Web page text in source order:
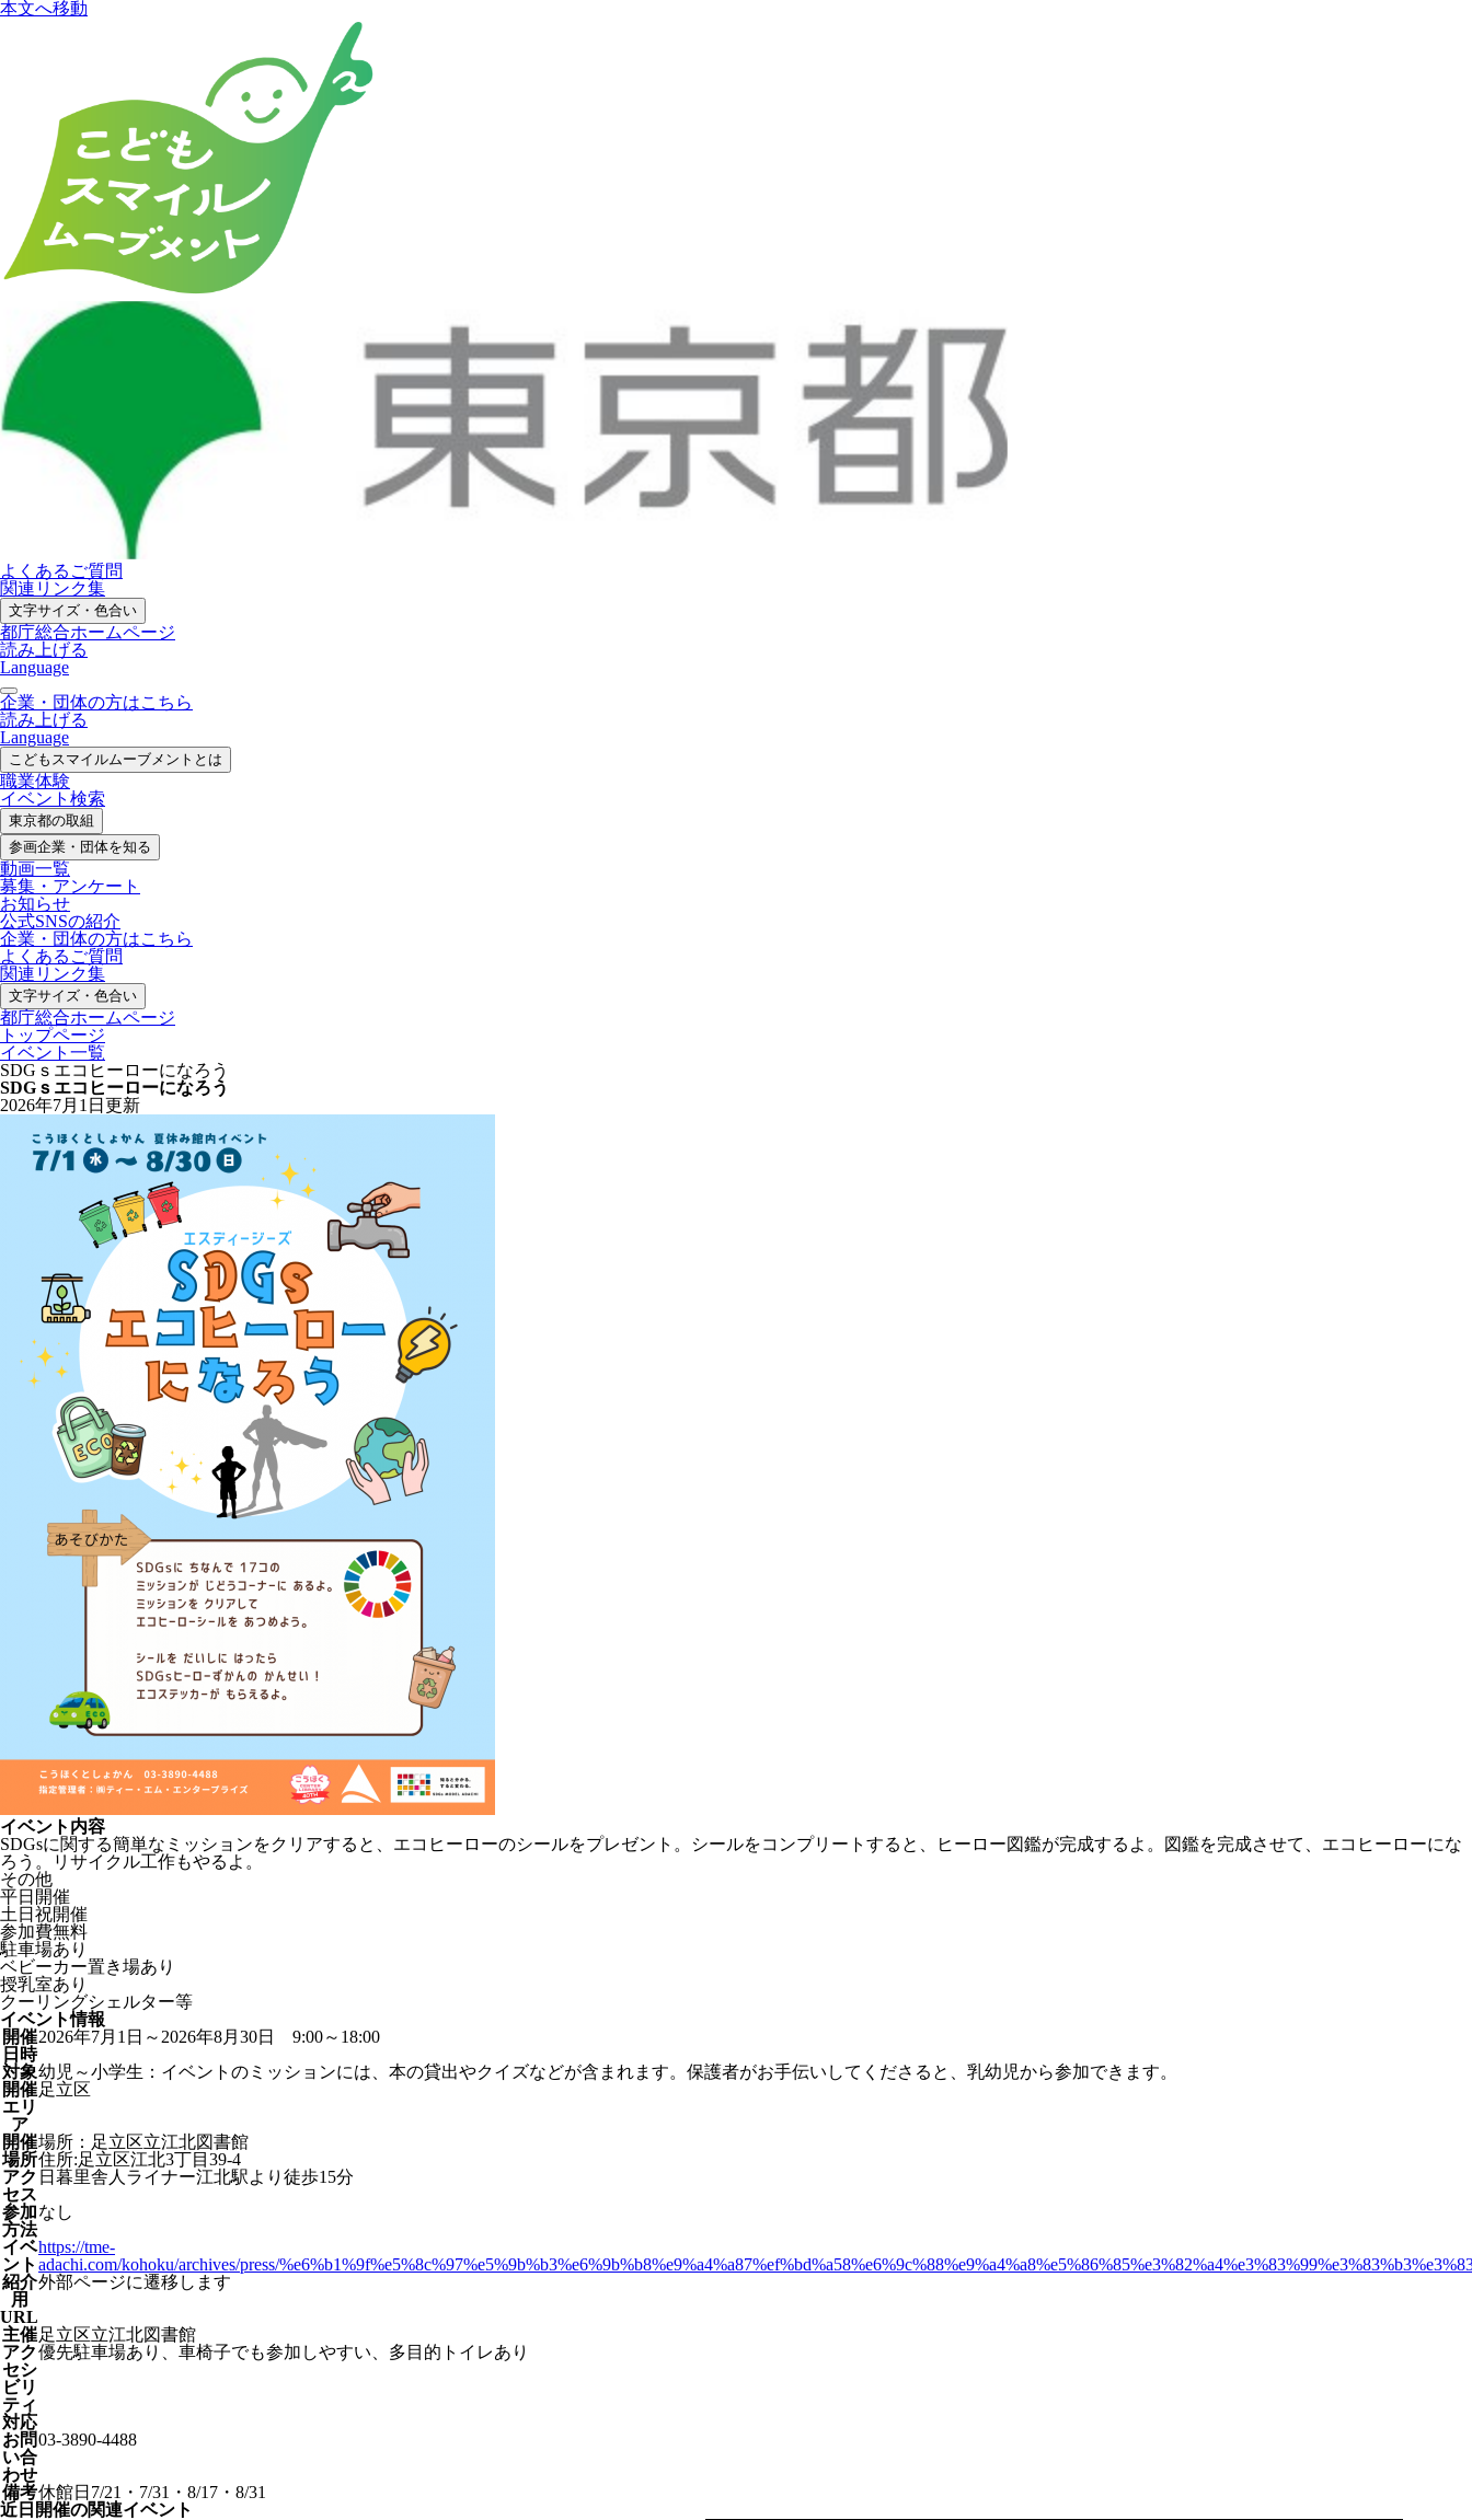
本文へ移動
よくあるご質問
関連リンク集
文字サイズ・色合い
都庁総合ホームページ
読み上げる
Language
企業・団体の方はこちら
読み上げる
Language
こどもスマイルムーブメントとは
職業体験
イベント検索
東京都の取組
参画企業・ 団体を知る
動画一覧
募集・ アンケート
お知らせ
公式SNSの紹介
企業・団体の方はこちら
よくあるご質問
関連リンク集
文字サイズ・色合い
都庁総合ホームページ
トップページ
イベント一覧
SDGｓエコヒーローになろう
SDGｓエコヒーローになろう
2026年7月1日更新
イベント内容
SDGsに関する簡単なミッションをクリアすると、エコヒーローのシールをプレゼント。シールをコンプリートすると、ヒーロー図鑑が完成するよ。図鑑を完成させて、エコヒーローにな
ろう。リサイクル工作もやるよ。
その他
平日開催
土日祝開催
参加費無料
駐車場あり
ベビーカー置き場あり
授乳室あり
クーリングシェルター等
イベント情報
開催
日時
2026年7月1日～2026年8月30日 9:00～18:00
対象幼児～小学生：イベントのミッションには、本の貸出やクイズなどが含まれます。保護者がお手伝いしてくださると、乳幼児から参加できます。
開催
エリ
ア
足立区
開催
場所
場所：足立区立江北図書館
住所:足立区江北3丁目39-4
アク
セス
日暮里舎人ライナー江北駅より徒歩15分
参加
方法
なし
イベ
ント
紹介
⽤
URL
https://tme-
adachi.com/kohoku/archives/press/
外部ページに遷移します
主催 足立区立江北図書館
アク
セシ
ビリ
ティ
対応
優先駐車場あり、車椅子でも参加しやすい、多目的トイレあり
お問
い合
わせ
03-3890-4488
備考休館日7/21・7/31・8/17・8/31
近日開催の関連イベント